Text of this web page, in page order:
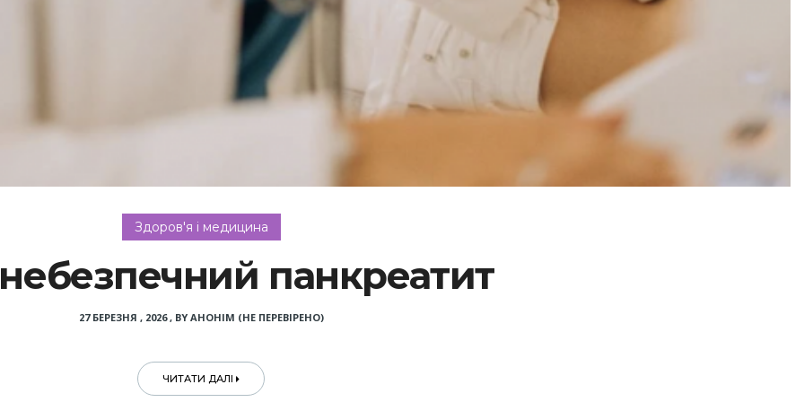
Здоров'я і медицина
панкреатит
27 БЕРЕЗНЯ , 2026, BY АНОНІМ (НЕ ПЕРЕВІРЕНО)
ЧИТАТИ ДАЛІ